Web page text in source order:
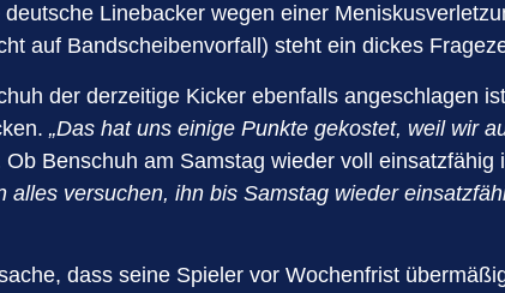
Linebacker wegen einer
auf Bandscheibenvorfall) steht ein dickes
der derzeitige Kicker ebenfalls angeschlagen
„Das hat uns einige Punkte gekostet, weil wir
Benschuh am Samstag wieder voll
alles versuchen, ihn bis Samstag wieder
dass seine Spieler vor Wochenfrist